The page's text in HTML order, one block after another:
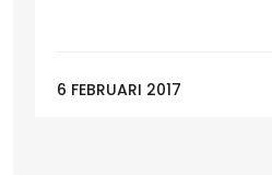
6 FEBRUARI 2017